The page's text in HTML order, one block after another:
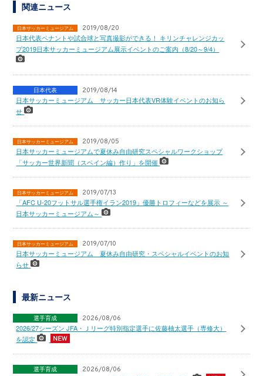
関連ニュース
日本サッカーミュージアム 2019/08/20
日本代表ペナントや試合球と写真撮影ができる！ キリンチャレンジカッ
プ2019日本サッカーミュージアム展示イベントのご案内（8/20～9/4）
日本代表 2019/08/14
日本サッカーミュージアム サッカー日本代表VR体験イベントのお知ら
せ
日本サッカーミュージアム 2019/08/05
日本サッカーミュージアムで夏休み自由研究スペシャルワークショップ
「サッカー世界新聞（スペイン編）作り」を開催
日本サッカーミュージアム 2019/07/13
「AFC U-20フットサル選手権イラン2019」優勝トロフィーなどを展示 ～
日本サッカーミュージアム～
日本サッカーミュージアム 2019/07/10
日本サッカーミュージアム 夏休み自由研究・スペシャルイベントのお知
らせ
最新ニュース
選手育成 2026/08/06
2026/27シーズン JFA・Ｊリーグ特別指定選手に佐藤柚太選手（専修大）
を認定
選手育成 2026/08/06